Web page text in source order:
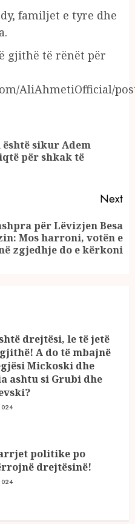
familjet e tyre dhe
gjithë të rënët për
AliAhmetiOfficial/
sikur Adem
për shkak të
Next
për Lëvizjen Besa
Mos harroni, votën e
zgjedhje do e kërkoni
drejtësi, le të jetë
A do të mbajnë
Mickoski dhe
ashtu si Grubi dhe
politike po
drejtësinë!